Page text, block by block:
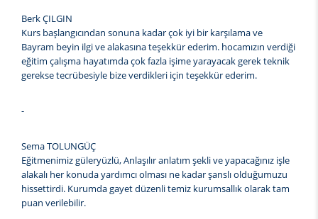
Berk ÇILGIN
Kurs başlangıcından sonuna kadar çok iyi bir karşılama ve
Bayram beyin ilgi ve alakasına teşekkür ederim. hocamızın verdiği
eğitim çalışma hayatımda çok fazla işime yarayacak gerek teknik
gerekse tecrübesiyle bize verdikleri için teşekkür ederim.
-
Sema TOLUNGÜÇ
Eğitmenimiz güleryüzlü, Anlaşılır anlatım şekli ve yapacağınız işle
alakalı her konuda yardımcı olması ne kadar şanslı olduğumuzu
hissettirdi. Kurumda gayet düzenli temiz kurumsallık olarak tam
puan verilebilir.